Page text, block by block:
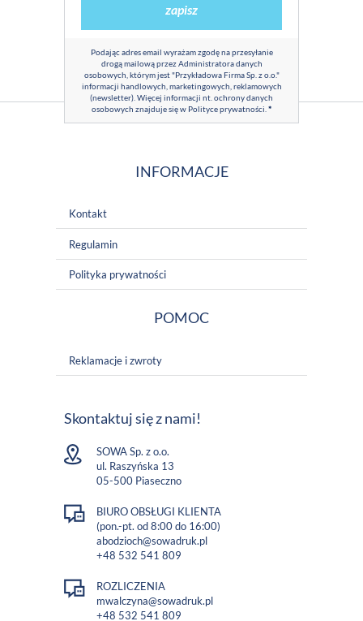
zapisz
Podając adres email wyrażam zgodę na przesyłanie
drogą mailową przez Administratora danych
osobowych, którym jest "Przykładowa Firma Sp. z o.o."
informacji handlowych, marketingowych, reklamowych
(newsletter). Więcej informacji nt. ochrony danych
osobowych znajduje się w Polityce prywatności *
INFORMACJE
Kontakt
Regulamin
Polityka prywatności
POMOC
Reklamacje i zwroty
Skontaktuj się z nami!
SOWA Sp. z o.o.
ul. Raszyńska 13
05-500 Piaseczno
BIURO OBSŁUGI KLIENTA
(pon.-pt. od 8:00 do 16:00)
abodzioch@sowadruk.pl
+48 532 541 809
ROZLICZENIA
mwalczyna@sowadruk.pl
+48 532 541 809